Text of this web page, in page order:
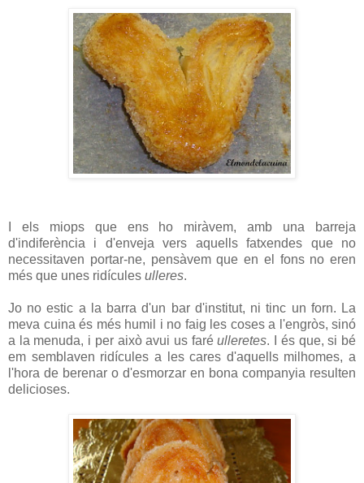
I els miops que ens ho miràvem, amb una barreja
d'indiferència i d'enveja vers aquells fatxendes que no
necessitaven portar-ne, pensàvem que en el fons no eren
més que unes ridícules ulleres.
Jo no estic a la barra d'un bar d'institut, ni tinc un forn. La
meva cuina és més humil i no faig les coses a l'engròs, sinó
a la menuda, i per això avui us faréulleretes. I és que, si bé
em semblaven ridícules a les cares d'aquells milhomes, a
l'hora de berenar o d'esmorzar en bona companyia resulten
delicioses.